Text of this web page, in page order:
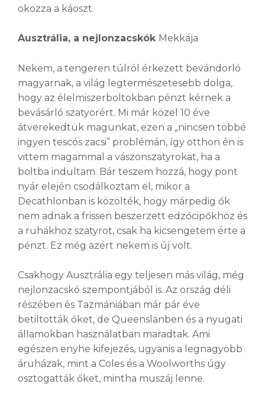
okozza a káoszt.
Ausztrália, a nejlonzacskók Mekkája
Nekem, a tengeren túlról érkezett bevándorló
magyarnak, a világ legtermészetesebb dolga,
hogy az élelmiszerboltokban pénzt kérnek a
bevásárló szatyorért. Mi már közel 10 éve
átverekedtük magunkat, ezen a „nincsen többé
ingyen tescós zacsi” problémán, így otthon én is
vittem magammal a vászonszatyrokat, ha a
boltba indultam. Bár teszem hozzá, hogy pont
nyár elején csodálkoztam el, mikor a
Decathlonban is közölték, hogy márpedig ők
nem adnak a frissen beszerzett edzőcipőkhöz és
a ruhákhoz szatyrot, csak ha kicsengetem érte a
pénzt. Ez még azért nekem is új volt.
Csakhogy Ausztrália egy teljesen más világ, még
nejlonzacskó szempontjából is. Az ország déli
részében és Tazmániában már pár éve
betiltották őket, de Queenslanben és a nyugati
államokban használatban maradtak. Ami
egészen enyhe kifejezés, ugyanis a legnagyobb
áruházak, mint a Coles és a Woolworths úgy
osztogatták őket, mintha muszáj lenne.